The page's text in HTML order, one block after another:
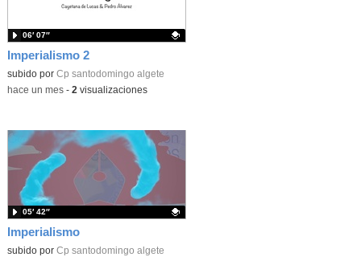
Imperialismo 2
Contenido educativo.
subido por Cp santodomingo algete
06′ 07″
-hace un mes- 2 visualizaciones
Imperialismo
Contenido educativo.
subido por Cp santodomingo algete
05′ 42″